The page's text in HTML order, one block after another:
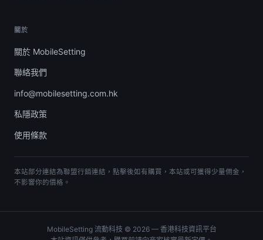
關於
關於 MobileSetting
聯絡我們
info@mobilesetting.com.hk
私隱政策
使用條款
本站部分連結為聯盟行銷連結，點擊後如有購買，本站或可獲得少量佣金，
不影響你的價格。
MobileSetting 流動科技 © 2026 — 香港科技資訊平台